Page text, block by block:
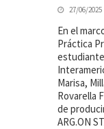
27/06/2025
En el
Práctica
Marisa,
Rovarella
de
ARG.ON